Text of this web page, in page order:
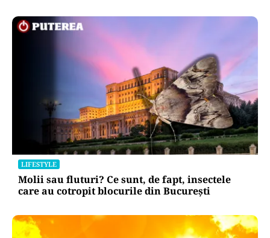
LIFESTYLE
Molii sau fluturi? Ce sunt, de fapt, insectele
care au cotropit blocurile din București